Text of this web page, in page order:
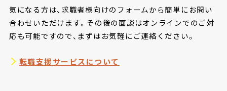
気になる方は、求職者様向けのフォームから簡単にお問い
合わせいただけます。その後の面談はオンラインでのご対
応も可能ですので、まずはお気軽にご連絡ください。
転職支援サービスについて